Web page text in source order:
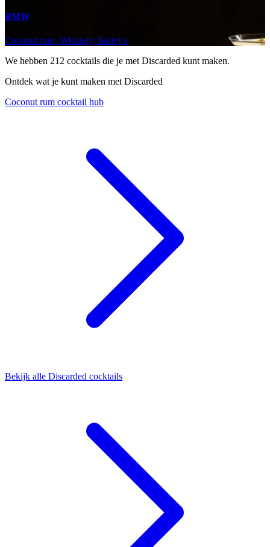
BMW
Coconut rum, Whiskey, Bailey's
We hebben 212 cocktails die je met Discarded kunt maken.
Ontdek wat je kunt maken met Discarded
Coconut rum cocktail hub
Bekijk alle Discarded cocktails